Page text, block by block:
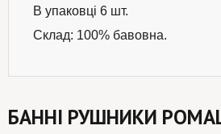
В упаковці 6 шт.
Склад: 100% бавовна.
БАННІ РУШНИКИ